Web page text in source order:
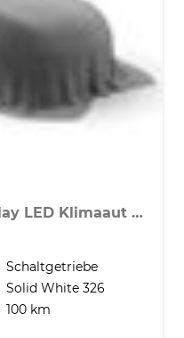
1.0 MJ2025 Acenta Carplay LED Klimaaut shzg R.Cam
Schaltgetriebe
Solid White 326
100 km